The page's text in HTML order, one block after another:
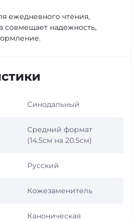
ежедневного чтения,
совмещает надежность,
Синодальный
Средний формат
(14.5см на 20.5см)
Русский
Кожезаменитель
Каноническая